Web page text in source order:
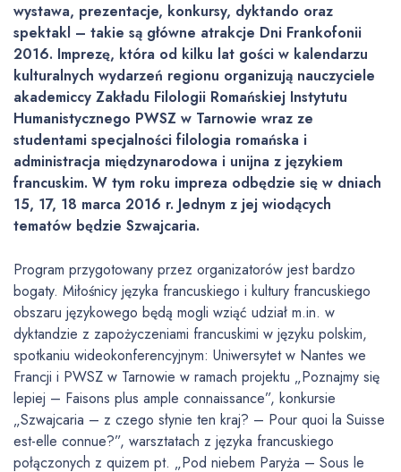
wystawa, prezentacje, konkursy, dyktando oraz
spektakl – takie są główne atrakcje Dni Frankofonii
2016. Imprezę, która od kilku lat gości w kalendarzu
kulturalnych wydarzeń regionu organizują nauczyciele
akademiccy Zakładu Filologii Romańskiej Instytutu
Humanistycznego PWSZ w Tarnowie wraz ze
studentami specjalności filologia romańska i
administracja międzynarodowa i unijna z językiem
francuskim. W tym roku impreza odbędzie się w dniach
15, 17, 18 marca 2016 r. Jednym z jej wiodących
tematów będzie Szwajcaria.
Program przygotowany przez organizatorów jest bardzo
bogaty. Miłośnicy języka francuskiego i kultury francuskiego
obszaru językowego będą mogli wziąć udział m.in. w
dyktandzie z zapożyczeniami francuskimi w języku polskim,
spotkaniu wideokonferencyjnym: Uniwersytet w Nantes we
Francji i PWSZ w Tarnowie w ramach projektu „Poznajmy się
lepiej – Faisons plus ample connaissance”, konkursie
„Szwajcaria – z czego słynie ten kraj? – Pour quoi la Suisse
est-elle connue?”, warsztatach z języka francuskiego
połączonych z quizem pt. „Pod niebem Paryża – Sous le